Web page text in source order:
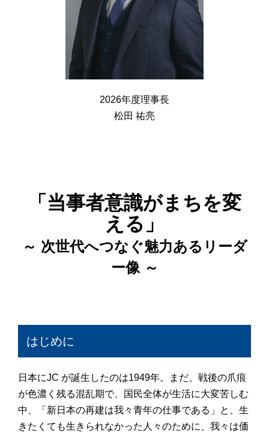
2026年度理事長
松田 祐亮
「当事者意識がまちを変
える」
～ 次世代へつなぐ魅力あるリーダ
ー像 ～
はじめに
日本にJC が誕生したのは1949年。まだ、戦後の爪痕
が色濃く残る混乱期で、国民全体が生活に大変苦しむ
中、「新日本の再建は我々青年の仕事である」と、生
きたくても生きられなかった人々のために、我々は価